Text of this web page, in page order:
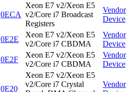
0ECA
Xeon E7 v2/Xeon E5
v2/Core i7 Broadcast
Registers
Vendor
Device
0E2E
Xeon E7 v2/Xeon E5
v2/Core i7 CBDMA
Vendor
Device
0E2F
Xeon E7 v2/Xeon E5
v2/Core i7 CBDMA
Vendor
Device
0E20
Xeon E7 v2/Xeon E5
v2/Core i7 Crystal
Vendor